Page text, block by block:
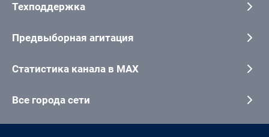
Техподдержка
Предвыборная агитация
Статистика канала в MAX
Все города сети